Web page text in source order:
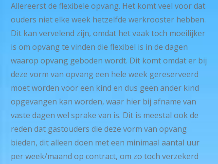
minimale
afname
van
3
dagen
per
week.
Allereerst de flexibele opvang. Het komt veel voor dat
ouders niet elke week hetzelfde werkrooster hebben.
Dit kan vervelend zijn, omdat het vaak toch moeilijker
is om opvang te vinden die flexibel is in de dagen
waarop opvang geboden wordt. Dit komt omdat er bij
deze vorm van opvang een hele week gereserveerd
moet worden voor een kind en dus geen ander kind
opgevangen kan worden, waar hier bij afname van
vaste dagen wel sprake van is. Dit is meestal ook de
reden dat gastouders die deze vorm van opvang
bieden, dit alleen doen met een minimaal aantal uur
per week/maand op contract, om zo toch verzekerd